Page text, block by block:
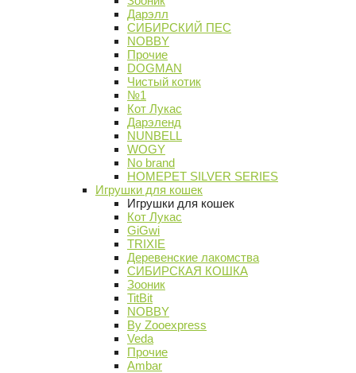
Дарэлл
СИБИРСКИЙ ПЕС
NOBBY
Прочие
DOGMAN
Чистый котик
№1
Кот Лукас
Дарэленд
NUNBELL
WOGY
No brand
HOMEPET SILVER SERIES
Игрушки для кошек
Игрушки для кошек
Кот Лукас
GiGwi
TRIXIE
Деревенские лакомства
СИБИРСКАЯ КОШКА
Зооник
TitBit
NOBBY
By Zooexpress
Veda
Прочие
Ambar